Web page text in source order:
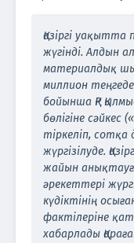
Қазіргі
жүгінді. Алдын
материалдық
миллион
бойынша ҚР
бөлігіне
тіркеліп, сотқа
жүргізілуде.
жайын
әрекеттері
күдіктінің
фактілеріне
хабарлады